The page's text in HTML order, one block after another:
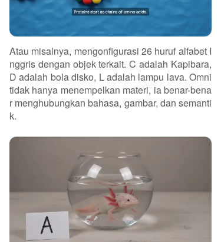
Atau misalnya, mengonfigurasi 26 huruf alfabet I
nggris dengan objek terkait. C adalah Kapibara,
D adalah bola disko, L adalah lampu lava. Omni
tidak hanya menempelkan materi, ia benar-bena
r menghubungkan bahasa, gambar, dan semanti
k.